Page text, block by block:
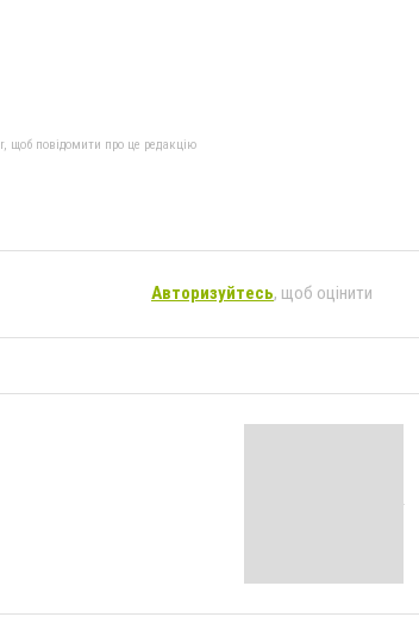
щоб повідомити про це редакцію
Авторизуйтесь, щоб оцінити